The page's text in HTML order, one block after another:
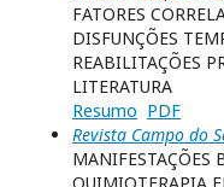
FATORES
DISFUNÇÕES
REABILITAÇÕES
LITERATURA
Resumo PDF
Revista Campo do
MANIFESTAÇÕES